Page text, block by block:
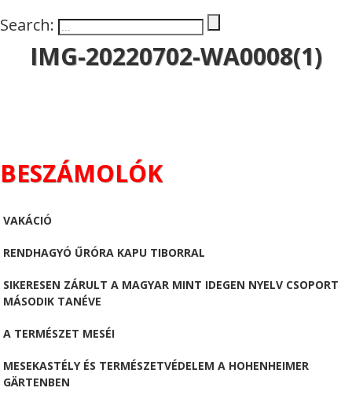
Search:
IMG-20220702-WA0008(1)
BESZÁMOLÓK
VAKÁCIÓ
RENDHAGYÓ ŰRÓRA KAPU TIBORRAL
SIKERESEN ZÁRULT A MAGYAR MINT IDEGEN NYELV CSOPORT
MÁSODIK TANÉVE
A TERMÉSZET MESÉI
MESEKASTÉLY ÉS TERMÉSZETVÉDELEM A HOHENHEIMER
GÄRTENBEN